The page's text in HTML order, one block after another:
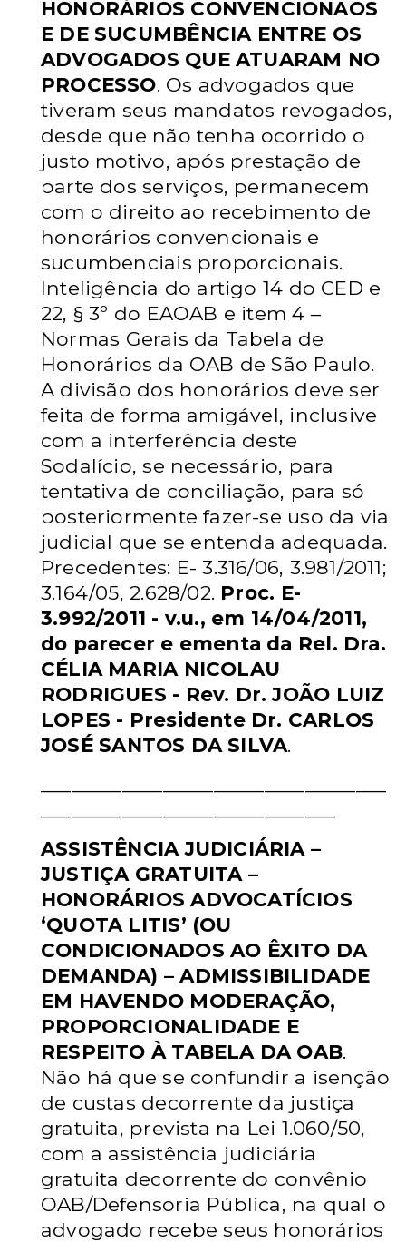
HONORÁRIOS CONVENCIONAOS
E DE SUCUMBÊNCIA ENTRE OS
ADVOGADOS QUE ATUARAM NO
PROCESSO. Os advogados que
tiveram seus mandatos revogados,
desde que não tenha ocorrido o
justo motivo, após prestação de
parte dos serviços, permanecem
com o direito ao recebimento de
honorários convencionais e
sucumbenciais proporcionais.
Inteligência do artigo 14 do CED e
22, § 3º do EAOAB e item 4 –
Normas Gerais da Tabela de
Honorários da OAB de São Paulo.
A divisão dos honorários deve ser
feita de forma amigável, inclusive
com a interferência deste
Sodalício, se necessário, para
tentativa de conciliação, para só
posteriormentefazer-se uso da via
judicial que se entenda adequada.
Precedentes: E-3.316/06, 3.981/2011;
3.164/05, 2.628/02. Proc. E-
3.992/2011 - v.u., em 14/04/2011,
do parecer e ementa da Rel. Dra.
CÉLIA MARIA NICOLAU
RODRIGUES - Rev. Dr. JOÃO LUIZ
LOPES - Presidente Dr. CARLOS
JOSÉ SANTOS DA SILVA.
ASSISTÊNCIA JUDICIÁRIA –
JUSTIÇA GRATUITA –
HONORÁRIOSADVOCATÍCIOS
‘QUOTA LITIS’ (OU
CONDICIONADOS AO ÊXITO DA
DEMANDA) – ADMISSIBILIDADE
EM HAVENDO MODERAÇÃO,
PROPORCIONALIDADE E
RESPEITO À TABELA DA OAB.
Não há que se confundir a isenção
de custas decorrente da justiça
gratuita, prevista na Lei 1.060/50,
com a assistência judiciária
gratuita decorrente do convênio
OAB/Defensoria Pública, na qual o
advogado recebe seus honorários